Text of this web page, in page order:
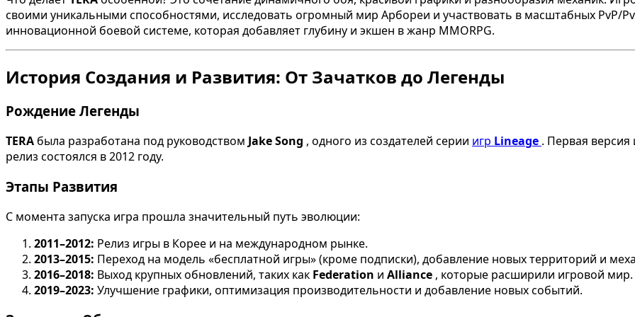
своими уникальными способностями, исследовать огромный мир Арбореи и участвовать в масштабных PvP/
инновационной боевой системе, которая добавляет глубину и экшен в жанр MMORPG.
История Создания и Развития: От Зачатков до Легенды
Рождение Легенды
TERA была разработана под руководством Jake Song , одного из создателей серии игр Lineage . Первая
релиз состоялся в 2012 году.
Этапы Развития
С момента запуска игра прошла значительный путь эволюции:
2011–2012: Релиз игры в Корее и на международном рынке.
2013–2015: Переход на модель «бесплатной игры» (кроме подписки), добавление новых территорий и
2016–2018: Выход крупных обновлений, таких как Federation и Alliance , которые расширили игровой мир.
2019–2023: Улучшение графики, оптимизация производительности и добавление новых событий.